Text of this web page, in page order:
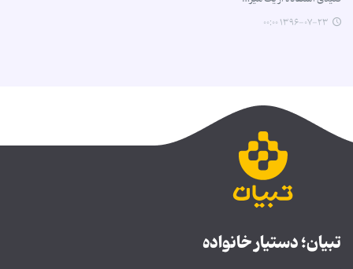
۱۳۹۶-۰۷-۲۳ ۰۰:۰۰
تبیان؛ دستیار خانواده